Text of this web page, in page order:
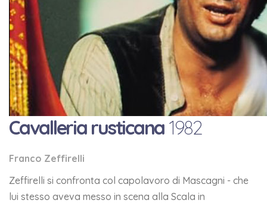
Cavalleria rusticana 1982
Franco Zeffirelli
Zeffirelli si confronta col capolavoro di Mascagni - che
lui stesso aveva messo in scena alla Scala in